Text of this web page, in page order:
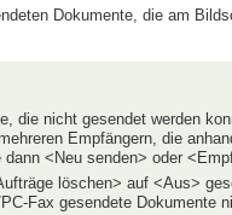
Dokumente, die am
die nicht gesendet werden
Empfängern, die
<Neu senden> oder
löschen> auf <Aus>
Fax gesendete Dokumente